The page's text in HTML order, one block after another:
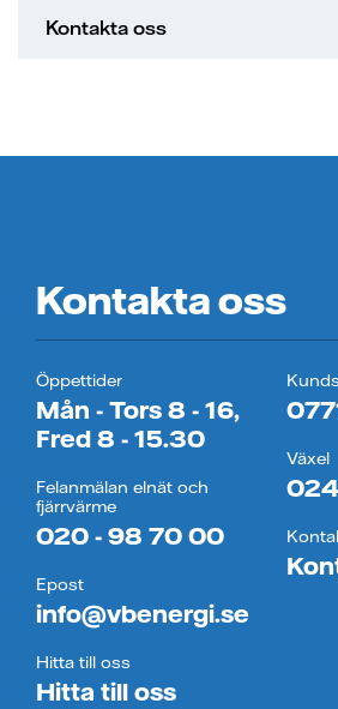
Kontakta oss
Kontakta oss
Öppettider
Mån - Tors 8 - 16,
Fred 8 - 15.30
Felanmälan elnät och
fjärrvärme
020 - 98 70 00
Epost
info@vbenergi.se
Hitta till oss
Hitta till oss
Växel